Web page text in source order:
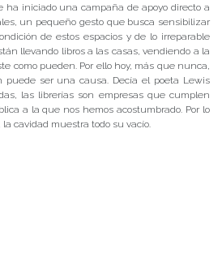
ha iniciado una campaña de apoyo directo a
un pequeño gesto que busca sensibilizar
de estos espacios y de lo irreparable
llevando libros a las casas, vendiendo a la
como pueden. Por ello hoy, más que nunca,
puede ser una causa. Decía el poeta Lewis
las librerías son empresas que cumplen
a la que nos hemos acostumbrado. Por lo
cavidad muestra todo su vacío.